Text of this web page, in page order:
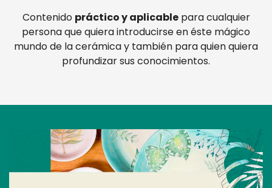
Contenido práctico y aplicablepara cualquier
persona que quiera introducirse en éste mágico
mundo de la cerámica y también para quien quiera
profundizar sus conocimientos.